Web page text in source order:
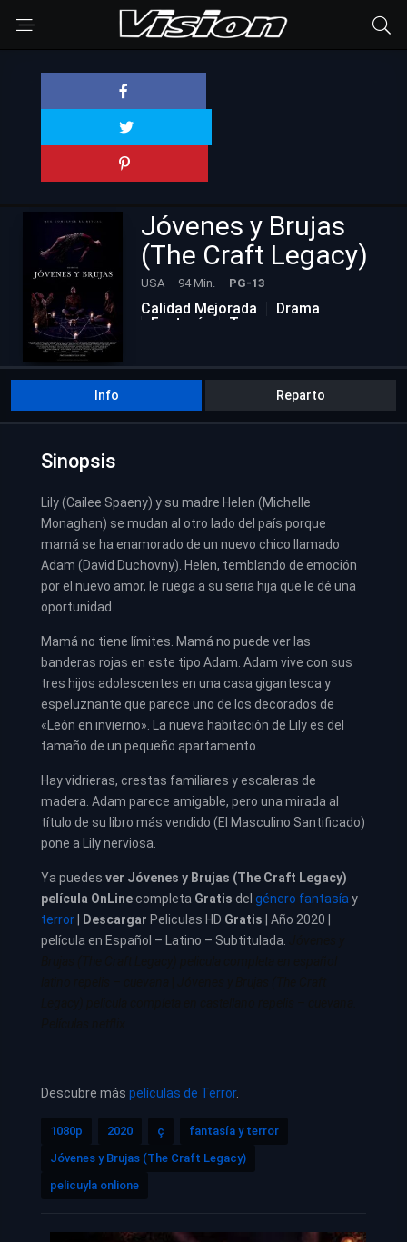
Jóvenes y Brujas
(The Craft Legacy)
USA 94 Min. PG-13
Calidad Mejorada
Drama
Fantasía
Terror
Info Reparto
Sinopsis
Lily (Cailee Spaeny) y su madre Helen (Michelle
Monaghan) se mudan al otro lado del país porque
mamá se ha enamorado de un nuevo chico llamado
Adam (David Duchovny). Helen, temblando de emoción
por el nuevo amor, le ruega a su seria hija que le dé una
oportunidad.
Mamá no tiene límites. Mamá no puede ver las
banderas rojas en este tipo Adam. Adam vive con sus
tres hijos adolescentes en una casa gigantesca y
espeluznante que parece uno de los decorados de
«León en invierno». La nueva habitación de Lily es del
tamaño de un pequeño apartamento.
Hay vidrieras, crestas familiares y escaleras de
madera. Adam parece amigable, pero una mirada al
título de su libro más vendido (El Masculino Santificado)
pone a Lily nerviosa.
Ya puedes ver Jóvenes y Brujas (The Craft Legacy)
película OnLinecompleta Gratis del género fantasía y
terror
Descargar Peliculas HD Gratis | Año 2020 |
película en Español – Latino – Subtitulada.
Descubre más películas de Terror.
1080p 2020 ç
fantasía y terror
Jóvenes y Brujas (The Craft Legacy)
pelicuyla onlione